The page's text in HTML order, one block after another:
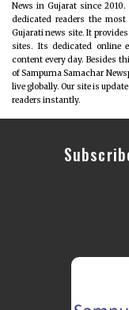
News in Gujarat since
dedicated readers the
Gujarati news site. It
sites. Its dedicated online
content every day. Besides
of Sampurna Samachar
live globally. Our site is
readers instantly.